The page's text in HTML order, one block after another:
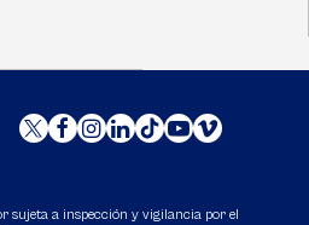
sujeta a inspección y vigilancia por el